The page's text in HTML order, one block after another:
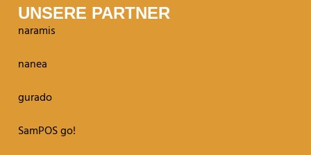
UNSERE PARTNER
naramis
nanea
gurado
SamPOS go!